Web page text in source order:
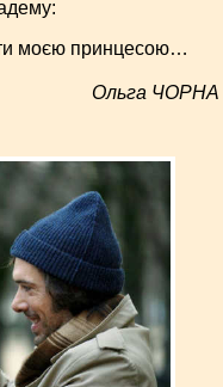
моєю принцесою…
Ольга ЧОРНА